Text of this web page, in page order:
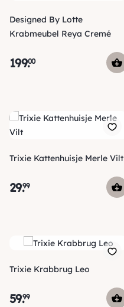
Designed By Lotte
Krabmeubel Reya Cremé
199.00
Trixie Kattenhuisje Merle Vilt
29.99
Trixie Krabbrug Leo
59.99